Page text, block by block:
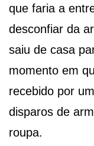
que faria a
desconfiar da
saiu de casa
momento em
recebido por
disparos de
roupa.